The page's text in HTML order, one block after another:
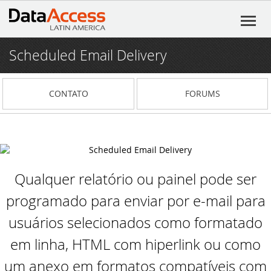
Scheduled Email Delivery
CONTATO FORUMS
Qualquer relatório ou painel pode ser
programado para enviar por e-mail para
usuários selecionados como formatado
em linha, HTML com hiperlink ou como
um anexo em formatos compatíveis com
Início
DataFlex
DataFlex Reports
Dynamic AI
Flex²B
Serviços
Consultoria em Software
Pacote de Serviços Exclusivos
Recursos
DataFlex Learning Center
Fórum (Português)
Portal 4developers
Notícias
O DataFlex 2025 Beta 2 oferece melhorias
em expressões regulares e muito mais!
O DataFlex 2025 Beta 1 apresenta campos
de chave primária automáticos, nova
Blog
Institucional
DataFlex
Eventos
Participe da live DataFlex 2023
Contato